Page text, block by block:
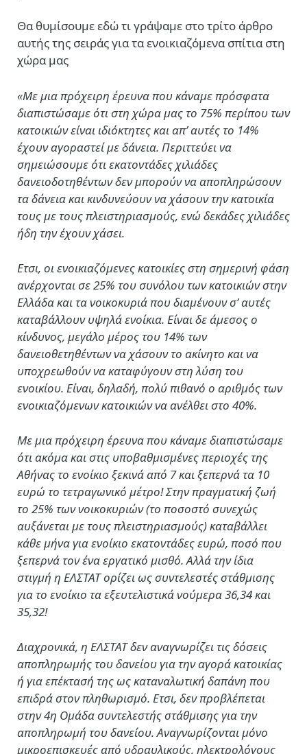
Θα θυμίσουμε εδώ τι γράψαμε στο τρίτο άρθρο
αυτής της σειράς για τα ενοικιαζόμενα σπίτια στη
χώρα μας
«Με μια πρόχειρη έρευνα που κάναμε πρόσφατα
διαπιστώσαμε ότι στη χώρα μας το 75% περίπου των
κατοικιών είναι ιδιόκτητες και απ’ αυτές το 14%
έχουν αγοραστεί με δάνεια. Περιττεύει να
σημειώσουμε ότι εκατοντάδες χιλιάδες
δανειοδοτηθέντων δεν μπορούν να αποπληρώσουν
τα δάνεια και κινδυνεύουν να χάσουν την κατοικία
τους με τους πλειστηριασμούς, ενώ δεκάδες χιλιάδες
ήδη την έχουν χάσει.
Ετσι, οι ενοικιαζόμενες κατοικίες στη σημερινή φάση
ανέρχονται σε 25% του συνόλου των κατοικιών στην
Ελλάδα και τα νοικοκυριά που διαμένουν σ’ αυτές
καταβάλλουν υψηλά ενοίκια. Είναι δε άμεσος ο
κίνδυνος, μεγάλο μέρος του 14% των
δανειοθετηθέντων να χάσουν το ακίνητο και να
υποχρεωθούν να καταφύγουν στη λύση του
ενοικίου. Είναι, δηλαδή, πολύ πιθανό ο αριθμός των
ενοικιαζόμενων κατοικιών να ανέλθει στο 40%.
Με μια πρόχειρη έρευνα που κάναμε διαπιστώσαμε
ότι ακόμα και στις υποβαθμισμένες περιοχές της
Αθήνας το ενοίκιο ξεκινά από 7 και ξεπερνά τα 10
ευρώ το τετραγωνικό μέτρο! Στην πραγματική ζωή
το 25% των νοικοκυριών (το ποσοστό συνεχώς
αυξάνεται με τους πλειστηριασμούς) καταβάλλει
κάθε μήνα για ενοίκιο εκατοντάδες ευρώ, ποσό που
ξεπερνά τον ένα εργατικό μισθό. Αλλά την ίδια
στιγμή η ΕΛΣΤΑΤ ορίζει ως συντελεστές στάθμισης
για το ενοίκιο τα εξευτελιστικά νούμερα 36,34 και
35,32!
Διαχρονικά, η ΕΛΣΤΑΤ δεν αναγνωρίζει τις δόσεις
αποπληρωμής του δανείου για την αγορά κατοικίας
ή για επέκτασή της ως καταναλωτική δαπάνη που
επιδρά στον πληθωρισμό. Ετσι, δεν προβλέπεται
στην 4η Ομάδα συντελεστής στάθμισης για την
αποπληρωμή του δανείου. Αναγνωρίζονται μόνο
μικροεπισκευές από υδραυλικούς, ηλεκτρολόγους